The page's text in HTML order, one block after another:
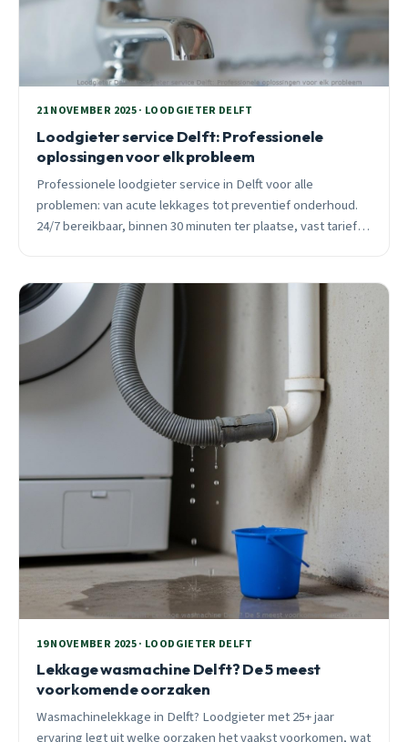
21 NOVEMBER 2025 · LOODGIETER DELFT
Loodgieter service Delft: Professionele
oplossingen voor elk probleem
Professionele loodgieter service in Delft voor alle
problemen: van acute lekkages tot preventief onderhoud.
24/7 bereikbaar, binnen 30 minuten ter plaatse, vast tarief
19 NOVEMBER 2025 · LOODGIETER DELFT
Lekkage wasmachine Delft? De 5 meest
voorkomende oorzaken
Wasmachinelekkage in Delft? Loodgieter met 25+ jaar
ervaring legt uit welke oorzaken het vaakst voorkomen, wat